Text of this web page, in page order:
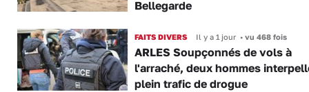
Bellegarde
FAITS DIVERS Il y a 1 jour •vu 468 fois
ARLES Soupçonnés de vols à
l'arraché, deux hommes
plein trafic de drogue